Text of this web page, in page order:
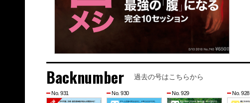
Backnumber 過去の号はこちらから
No. 931 No. 930 No. 929 No. 928